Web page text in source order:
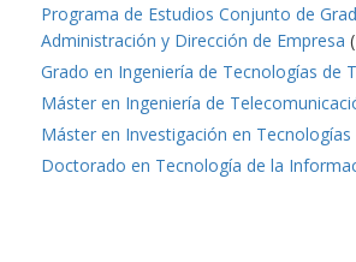
Programa de Estudios Conjunto de
Administración y Dirección de Empresa
Grado en Ingeniería de Tecnologías de
Máster en Ingeniería de
Máster en Investigación en
Doctorado en Tecnología de la